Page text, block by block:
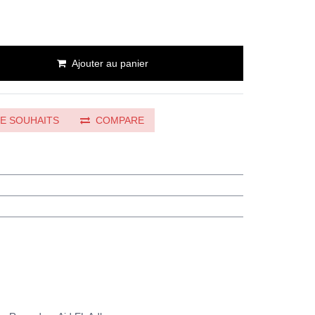
Ajouter au panier
SOUHAITS COMPARE